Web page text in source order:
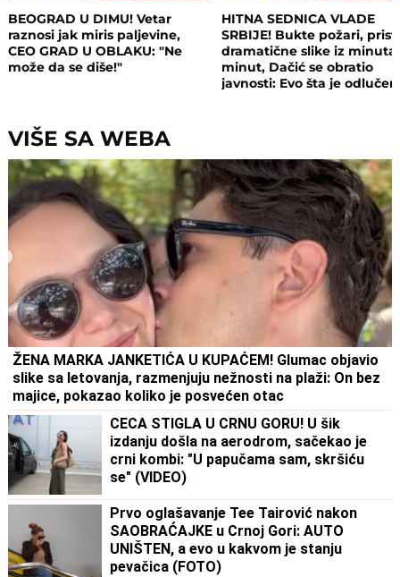
BEOGRAD U DIMU! Vetar
raznosi jak miris paljevine,
CEO GRAD U OBLAKU: "Ne
može da se diše!"
HITNA SEDNICA VLADE
SRBIJE! Bukte požari,
dramatične slike iz minuta
minut, Dačić se obratio
javnosti: Evo šta je
VIŠE SA WEBA
ŽENA MARKA JANKETIĆA U KUPAĆEM! Glumac objavio
slike sa letovanja, razmenjuju nežnosti na plaži: On bez
majice, pokazao koliko je posvećen otac
CECA STIGLA U CRNU GORU! U šik
izdanju došla na aerodrom, sačekao je
crni kombi: "U papučama sam, skršiću
se" (VIDEO)
Prvo oglašavanje Tee Tairović nakon
SAOBRAĆAJKE u Crnoj Gori: AUTO
UNIŠTEN, a evo u kakvom je stanju
pevačica (FOTO)